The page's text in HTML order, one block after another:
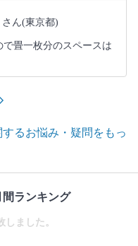
さん(東京都)
畳一枚分のスペースは
るお悩み・疑問をもっ
ランキング
ました。